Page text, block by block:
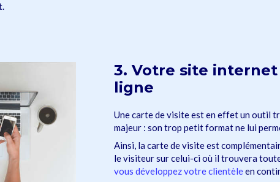
3. Votre site
ligne
Une carte de visite est en effet un outil
majeur : son trop petit format ne lui
Ainsi, la carte de visite est
le visiteur sur celui-ci où il trouvera
vous développez votre clientèleen